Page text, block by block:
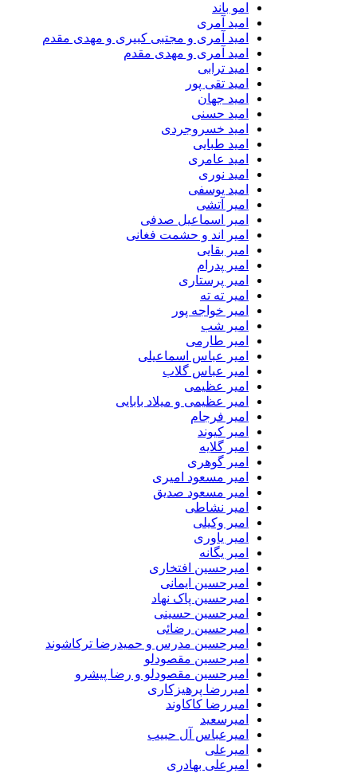
امو باند
امید آمری
امید آمری و مجتبی کبیری و مهدى مقدم
امید آمری و مهدی مقدم
امید ترابی
امید تقی پور
امید جهان
امید حسنی
امید خسروجردی
امید طبایی
امید عامری
امید نوری
امید یوسفی
امیر آتشی
امیر اسماعیل صدفی
امیر اند و حشمت فغانی
امیر بقایی
امیر پدرام
امیر پرستاری
امیر ته ته
امیر خواجه پور
امیر شب
امیر طارمی
امیر عباس اسماعیلی
امیر عباس گلاب
امیر عظیمی
امیر عظیمی و میلاد بابایی
امیر فرجام
امیر کیوند
امیر گلایه
امیر گوهری
امیر مسعود امیری
امیر مسعود صدیق
امیر نشاطی
امیر وکیلی
امیر یاوری
امیر یگانه
امیرحسین افتخاری
امیرحسین ایمانی
امیرحسین پاک نهاد
امیرحسین حسینی
امیرحسین رضائی
امیرحسین مدرس و حمیدرضا ترکاشوند
امیرحسین مقصودلو
امیرحسین مقصودلو و رضا پیشرو
امیررضا پرهیزکاری
امیررضا کاکاوند
امیرسعید
امیرعباس آل حبیب
امیرعلی
امیرعلی بهادری